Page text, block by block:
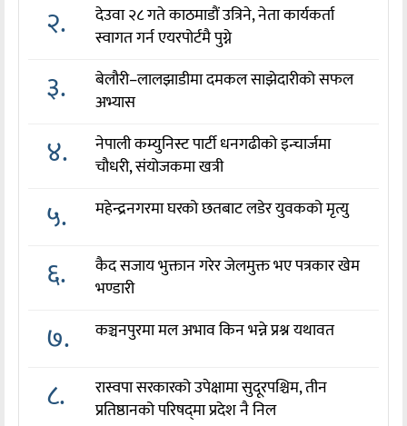
२.
देउवा २८ गते काठमाडौं उत्रिने, नेता कार्यकर्ता
स्वागत गर्न एयरपोर्टमै पुग्ने
३.
बेलौरी–लालझाडीमा दमकल साझेदारीको सफल
अभ्यास
४.
नेपाली कम्युनिस्ट पार्टी धनगढीको इन्चार्जमा
चौधरी, संयोजकमा खत्री
५. महेन्द्रनगरमा घरको छतबाट लडेर युवकको मृत्यु
६.
कैद सजाय भुक्तान गरेर जेलमुक्त भए पत्रकार खेम
भण्डारी
७. कञ्चनपुरमा मल अभाव किन भन्ने प्रश्न यथावत
८.
रास्वपा सरकारको उपेक्षामा सुदूरपश्चिम, तीन
प्रतिष्ठानको परिषद्‌मा प्रदेश नै निल